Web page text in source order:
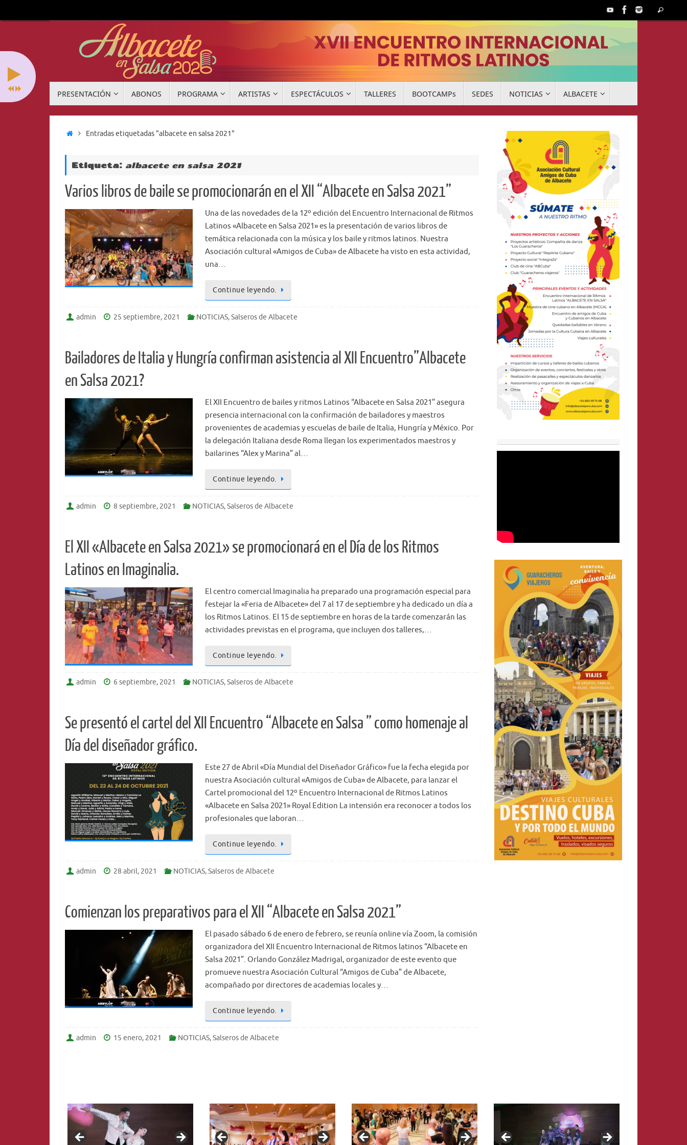
al
para:
Buscar
contenido
PRESENTACIÓN ABONOS PROGRAMA ARTISTAS ESPECTÁCULOS TALLERES BOOTCAMPs SEDES NOTICIAS ALBACETE
InicioEntradas etiquetadas "albacete en salsa 2021"
Etiqueta: albacete en salsa 2021
Varios libros de baile se promocionarán en el XII “Albacete en Salsa 2021”
Una de las novedades de la 12º edición del Encuentro Internacional de Ritmos
Latinos «Albacete en Salsa 2021» es la presentación de varios libros de
temática relacionada con la música y los baile y ritmos latinos. Nuestra
Asociación cultural «Amigos de Cuba» de Albacete ha visto en esta actividad,
una…
Continue leyendo.
admin 25 septiembre, 2021 NOTICIAS,Salseros de Albacete
Bailadores de Italia y Hungría confirman asistencia al XII Encuentro”Albacete
en Salsa 2021?
El XII Encuentro de bailes y ritmos Latinos “Albacete en Salsa 2021” asegura
presencia internacional con la confirmación de bailadores y maestros
provenientes de academias y escuelas de baile de Italia, Hungría y México. Por
la delegación Italiana desde Roma llegan los experimentados maestros y
bailarines “Alex y Marina” al…
Continue leyendo.
admin 8 septiembre, 2021 NOTICIAS,Salseros de Albacete
El XII «Albacete en Salsa 2021» se promocionará en el Día de los Ritmos
Latinos en Imaginalia.
El centro comercial Imaginalia ha preparado una programación especial para
festejar la «Feria de Albacete» del 7 al 17 de septiembre y ha dedicado un día a
los Ritmos Latinos. El 15 de septiembre en horas de la tarde comenzarán las
actividades previstas en el programa, que incluyen dos talleres,…
Continue leyendo.
admin 6 septiembre, 2021 NOTICIAS,Salseros de Albacete
Se presentó el cartel del XII Encuentro “Albacete en Salsa ” como homenaje al
Día del diseñador gráfico.
Este 27 de Abril «Día Mundial del Diseñador Gráfico» fue la fecha elegida por
nuestra Asociación cultural «Amigos de Cuba» de Albacete, para lanzar el
Cartel promocional del 12º Encuentro Internacional de Ritmos Latinos
«Albacete en Salsa 2021» Royal Edition La intensión era reconocer a todos los
profesionales que laboran…
Continue leyendo.
admin 28 abril, 2021 NOTICIAS,Salseros de Albacete
Comienzan los preparativos para el XII “Albacete en Salsa 2021”
El pasado sábado 6 de enero de febrero, se reunía online vía Zoom, la comisión
organizadora del XII Encuentro Internacional de Ritmos latinos “Albacete en
Salsa 2021”. Orlando González Madrigal, organizador de este evento que
promueve nuestra Asociación Cultural “Amigos de Cuba” de Albacete,
acompañado por directores de academias locales y…
Continue leyendo.
admin 15 enero, 2021 NOTICIAS,Salseros de Albacete